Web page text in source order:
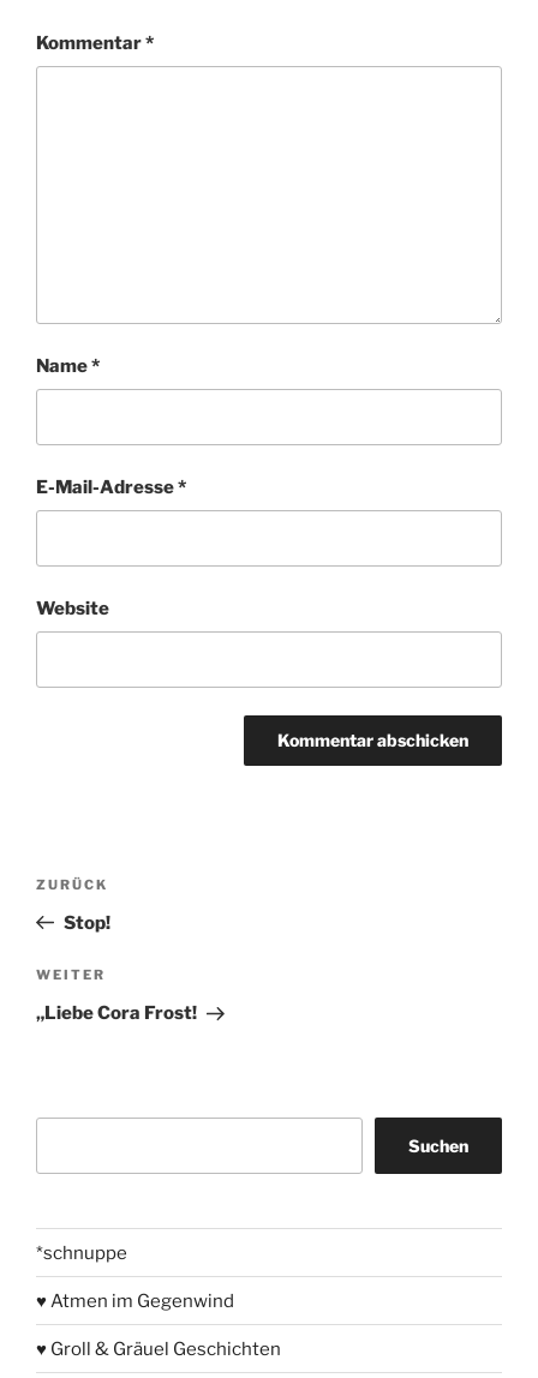
Kommentar*
Name*
E-Mail-Adresse*
Website
Beitragsnavigation
Vorheriger
Beitrag
ZURÜCK
Stop!
Nächster
Beitrag
WEITER
„Liebe Cora Frost!
Suchen
*schnuppe
♥ Atmen im Gegenwind
♥ Groll & Gräuel Geschichten